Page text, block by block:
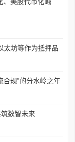
、美股代币化崛
太坊等作为抵押品
合规”的分水岭之年
数智未来